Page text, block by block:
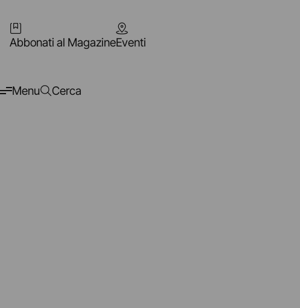
Abbonati al MagazineEventi
Menu Cerca